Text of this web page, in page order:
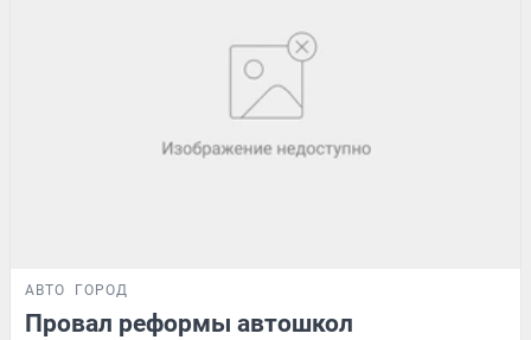
АВТО ГОРОД
Провал реформы автошкол